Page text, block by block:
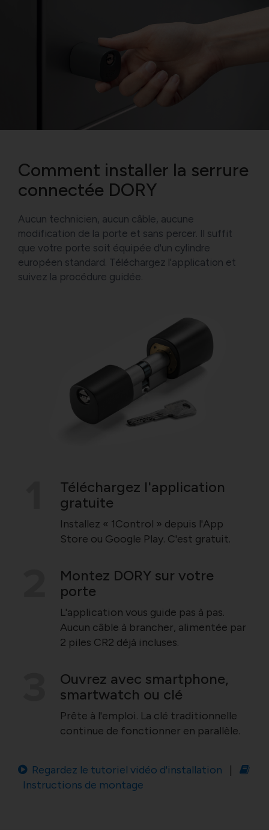
Comment installer la serrure
connectée DORY
Aucun technicien, aucun câble, aucune
modification de la porte et sans percer. Il suffit
que votre porte soit équipée d'un cylindre
européen standard. Téléchargez l'application et
suivez la procédure guidée.
Téléchargez l'application
gratuite
Installez « 1Control » depuis l'App
Store ou Google Play. C'est gratuit.
Montez DORY sur votre
porte
L'application vous guide pas à pas.
Aucun câble à brancher, alimentée par
2 piles CR2 déjà incluses.
Ouvrez avec smartphone,
smartwatch ou clé
Prête à l'emploi. La clé traditionnelle
continue de fonctionner en parallèle.
Regardez le tutoriel vidéo d'installation
Instructions de montage